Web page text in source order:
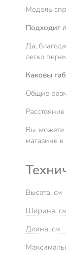
Модель
Подходит
Да,
легко
Каковы
Общие
Вы можете
магазине
Высота, см
Ширина, см
Длина, см